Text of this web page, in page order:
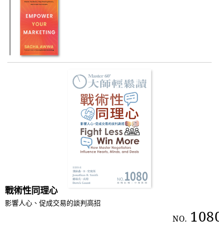
戰術性同理心
影響人心、促成交易的談判高招
NO.